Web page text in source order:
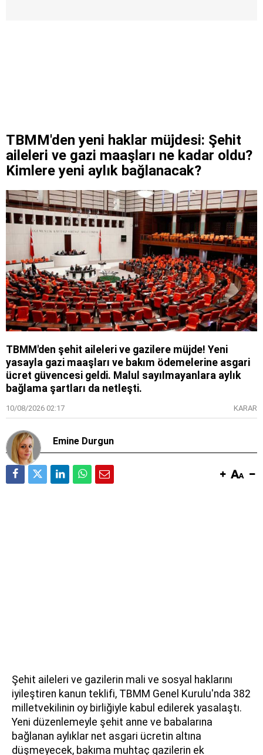
TBMM'den yeni haklar müjdesi: Şehit
aileleri ve gazi maaşları ne kadar oldu?
Kimlere yeni aylık bağlanacak?
TBMM'den şehit aileleri ve gazilere müjde! Yeni
yasayla gazi maaşları ve bakım ödemelerine asgari
ücret güvencesi geldi. Malul sayılmayanlara aylık
bağlama şartları da netleşti.
10/08/2026 02:17 KARAR
Emine Durgun
Şehit aileleri ve gazilerin mali ve sosyal haklarını
iyileştiren kanun teklifi, TBMM Genel Kurulu'nda 382
milletvekilinin oy birliğiyle kabul edilerek yasalaştı.
Yeni düzenlemeyle şehit anne ve babalarına
bağlanan aylıklar net asgari ücretin altına
düşmeyecek, bakıma muhtaç gazilerin ek